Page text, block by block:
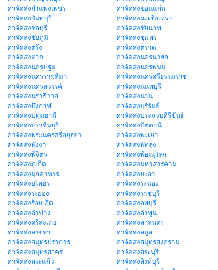
ค่าจัดส่งกำแพงเพชร
ค่าจัดส่งขอนแก่น
ค่าจัดส่งจันทบุรี
ค่าจัดส่งฉะเชิงเทรา
ค่าจัดส่งชลบุรี
ค่าจัดส่งชัยนาท
ค่าจัดส่งชัยภูมิ
ค่าจัดส่งชุมพร
ค่าจัดส่งตรัง
ค่าจัดส่งตราด
ค่าจัดส่งตาก
ค่าจัดส่งนครนายก
ค่าจัดส่งนครปฐม
ค่าจัดส่งนครพนม
ค่าจัดส่งนครราชสีมา
ค่าจัดส่งนครศรีธรรมราช
ค่าจัดส่งนครสวรรค์
ค่าจัดส่งนนทบุรี
ค่าจัดส่งนราธิวาส
ค่าจัดส่งน่าน
ค่าจัดส่งบึงกาฬ
ค่าจัดส่งบุรีรัมย์
ค่าจัดส่งปทุมธานี
ค่าจัดส่งประจวบคีรีขันธ์
ค่าจัดส่งปราจีนบุรี
ค่าจัดส่งปัตตานี
ค่าจัดส่งพระนครศรีอยุธยา
ค่าจัดส่งพะเยา
ค่าจัดส่งพังงา
ค่าจัดส่งพัทลุง
ค่าจัดส่งพิจิตร
ค่าจัดส่งพิษณุโลก
ค่าจัดส่งภูเก็ต
ค่าจัดส่งมหาสารคาม
ค่าจัดส่งมุกดาหาร
ค่าจัดส่งยะลา
ค่าจัดส่งยโสธร
ค่าจัดส่งระนอง
ค่าจัดส่งระยอง
ค่าจัดส่งราชบุรี
ค่าจัดส่งร้อยเอ็ด
ค่าจัดส่งลพบุรี
ค่าจัดส่งลำปาง
ค่าจัดส่งลำพูน
ค่าจัดส่งศรีสะเกษ
ค่าจัดส่งสกลนคร
ค่าจัดส่งสงขลา
ค่าจัดส่งสตูล
ค่าจัดส่งสมุทรปราการ
ค่าจัดส่งสมุทรสงคราม
ค่าจัดส่งสมุทรสาคร
ค่าจัดส่งสระบุรี
ค่าจัดส่งสระแก้ว
ค่าจัดส่งสิงห์บุรี